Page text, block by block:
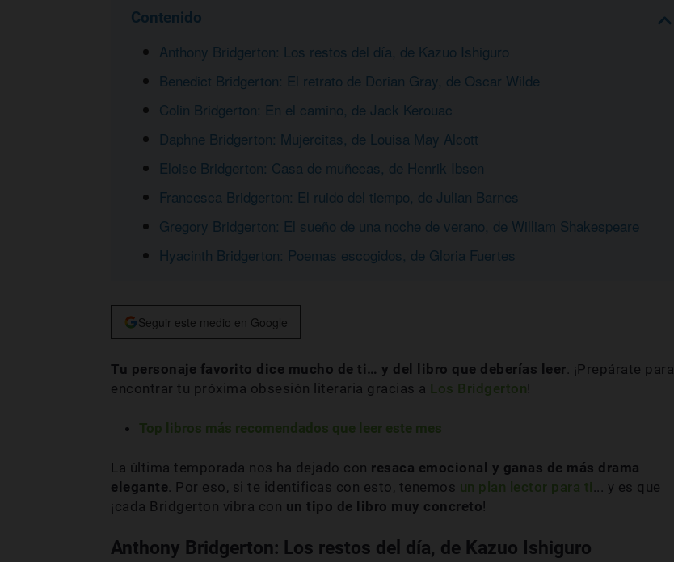
Contenido
Anthony Bridgerton: Los restos del día, de Kazuo Ishiguro
Benedict Bridgerton: El retrato de Dorian Gray, de Oscar Wilde
Colin Bridgerton: En el camino, de Jack Kerouac
Daphne Bridgerton: Mujercitas, de Louisa May Alcott
Eloise Bridgerton: Casa de muñecas, de Henrik Ibsen
Francesca Bridgerton: El ruido del tiempo, de Julian Barnes
Gregory Bridgerton: El sueño de una noche de verano, de William Shakespeare
Hyacinth Bridgerton: Poemas escogidos, de Gloria Fuertes
Seguir este medio en Google
Tu personaje favorito dice mucho de ti… y del libro que deberías leer . ¡Prepárate para
encontrar tu próxima obsesión literaria gracias a Los Bridgerton!
Top libros más recomendados que leer este mes
La última temporada nos ha dejado con resaca emocional y ganas de más drama
elegante . Por eso, si te identificas con esto, tenemos un plan lector para ti ... y es que
¡cada Bridgerton vibra con un tipo de libro muy concreto!
Anthony Bridgerton: Los restos del día, de Kazuo Ishiguro